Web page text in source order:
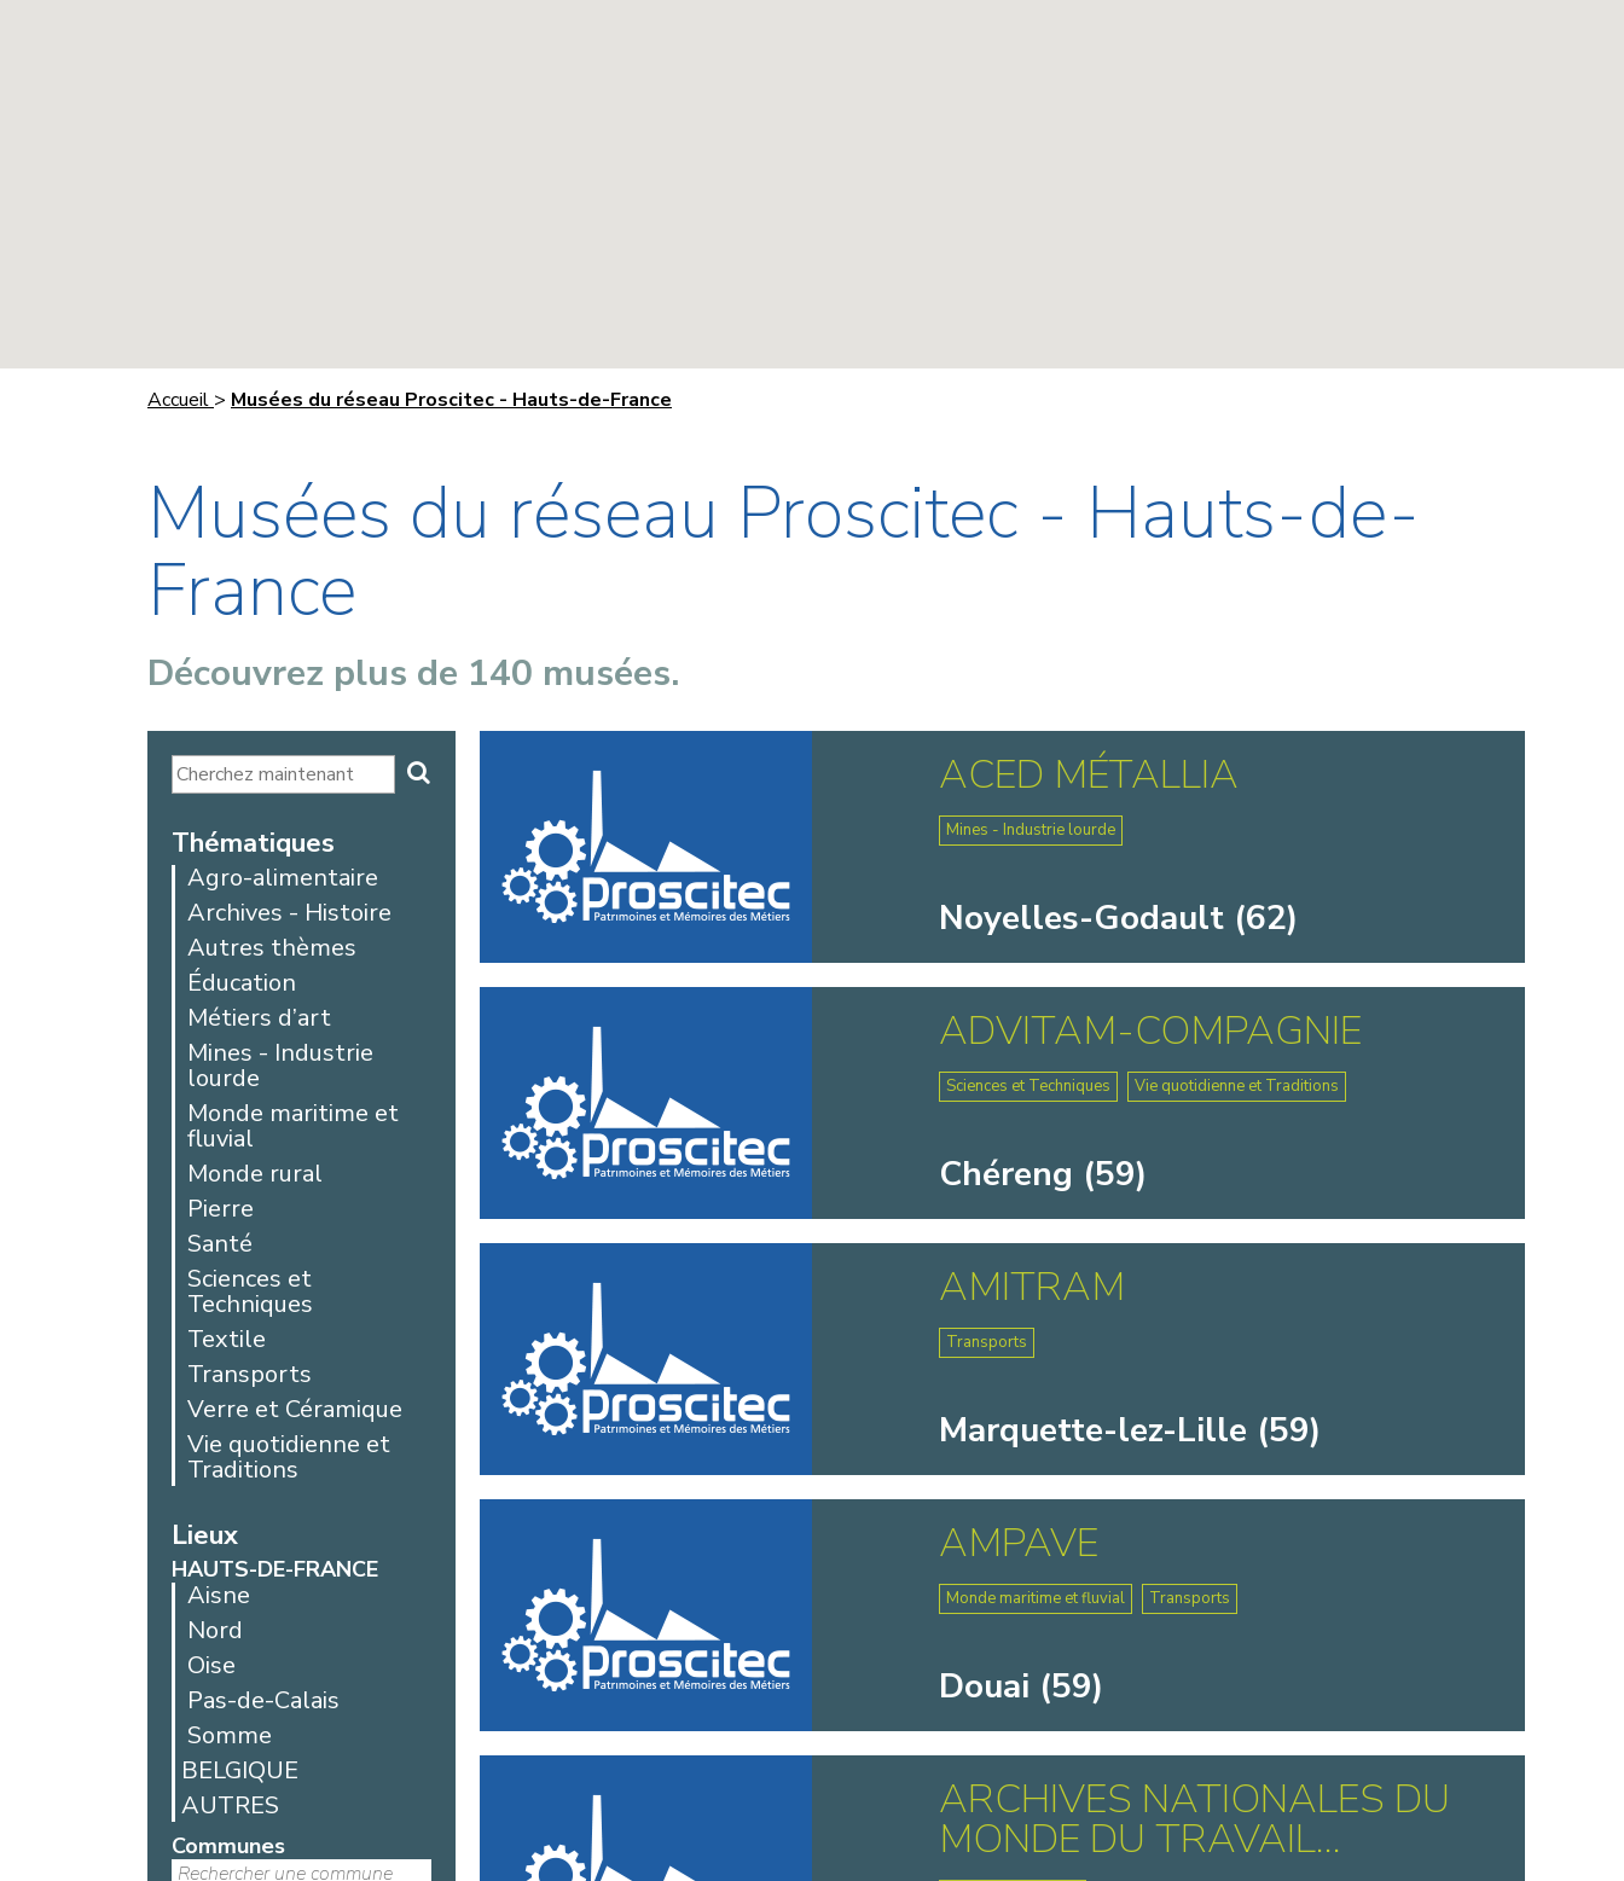
Accueil > Musées du réseau Proscitec - Hauts-de-France
Musées du réseau Proscitec - Hauts-de-
France
Découvrez plus de 140 musées.
Thématiques
Agro-alimentaire
Archives - Histoire
Autres thèmes
Éducation
Métiers d’art
Mines - Industrie
lourde
Monde maritime et
fluvial
Monde rural
Pierre
Santé
Sciences et
Techniques
Textile
Transports
Verre et Céramique
Vie quotidienne et
Traditions
Lieux
HAUTS-DE-FRANCE
Aisne
Nord
Oise
Pas-de-Calais
Somme
BELGIQUE
AUTRES
Communes
ACED MÉTALLIA
Mines - Industrie lourde
Noyelles-Godault (62)
ADVITAM-COMPAGNIE
Sciences et Techniques Vie quotidienne et Traditions
Chéreng (59)
AMITRAM
Transports
Marquette-lez-Lille (59)
AMPAVE
Monde maritime et fluvial Transports
Douai (59)
ARCHIVES NATIONALES DU
MONDE DU TRAVAIL...